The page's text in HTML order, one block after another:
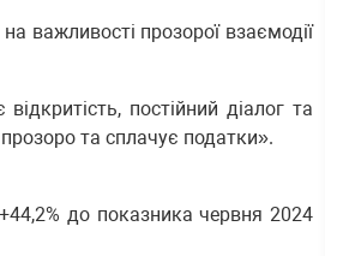
важливості прозорої взаємодії
постійний діалог та
та сплачує податки».
до показника червня 2024